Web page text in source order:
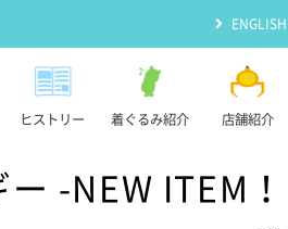
ENGLISH
ヒストリー 着ぐるみ紹介 店舗紹介
-NEW ITEM！